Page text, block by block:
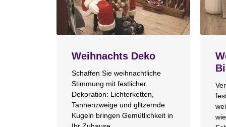
Weihnachts Deko
Schaffen Sie weihnachtliche
Stimmung mit festlicher
Dekoration: Lichterketten,
Tannenzweige und glitzernde
Kugeln bringen Gemütlichkeit in